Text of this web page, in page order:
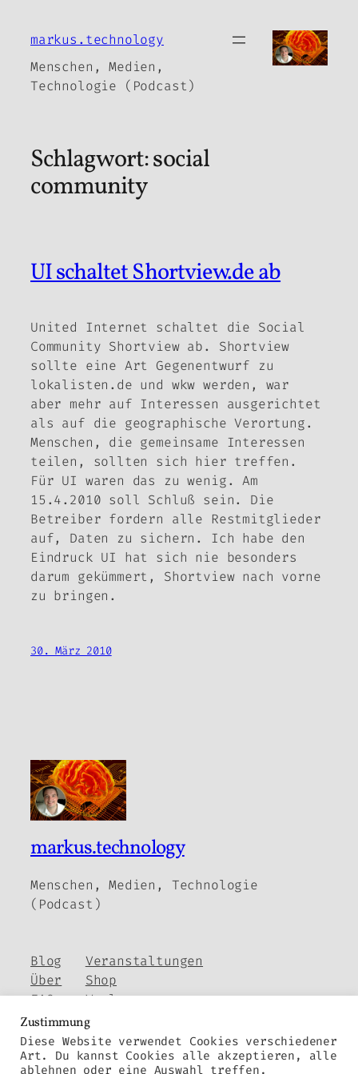
Inhalt
markus.technology
Menschen, Medien,
Technologie (Podcast)
Schlagwort:social
community
UI schaltet Shortview.de ab
United Internet schaltet die Social
Community Shortview ab. Shortview
sollte eine Art Gegenentwurf zu
lokalisten.de und wkw werden, war
aber mehr auf Interessen ausgerichtet
als auf die geographische Verortung.
Menschen, die gemeinsame Interessen
teilen, sollten sich hier treffen.
Für UI waren das zu wenig. Am
15.4.2010 soll Schluß sein. Die
Betreiber fordern alle Restmitglieder
auf, Daten zu sichern. Ich habe den
Eindruck UI hat sich nie besonders
darum gekümmert, Shortview nach vorne
zu bringen.
30. März 2010
markus.technology
Menschen, Medien, Technologie
(Podcast)
Blog
Über
FAQs
Autoren
Veranstaltungen
Shop
Vorlagen
Themes
Zustimmung
Diese Website verwendet Cookies verschiedener
Art. Du kannst Cookies alle akzeptieren, alle
ablehnen oder eine Auswahl treffen.